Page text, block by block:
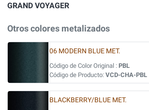
GRAND VOYAGER
Otros colores metalizados
06 MODERN BLUE MET.
Código de Color Original : PBL
Código de Producto: VCD-CHA-PBL
BLACKBERRY/BLUE MET.